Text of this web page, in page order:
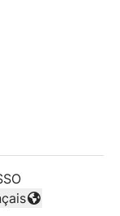
la langue